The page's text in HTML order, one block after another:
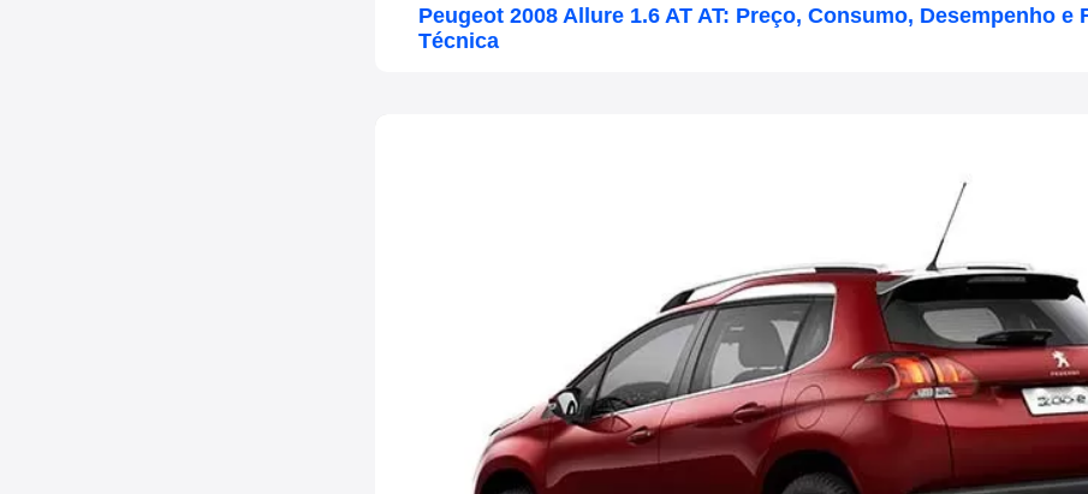
Peugeot 2008 Allure 1.6 AT AT: Preço, Consumo, Desempenho e
Técnica